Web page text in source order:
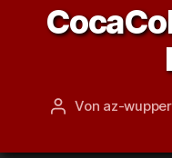
Beitragsautor
Von az-